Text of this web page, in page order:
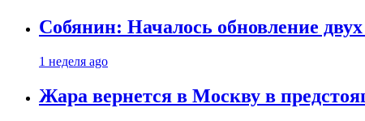
Собянин: Началось обновление
1 неделя ago
Жара вернется в Москву в